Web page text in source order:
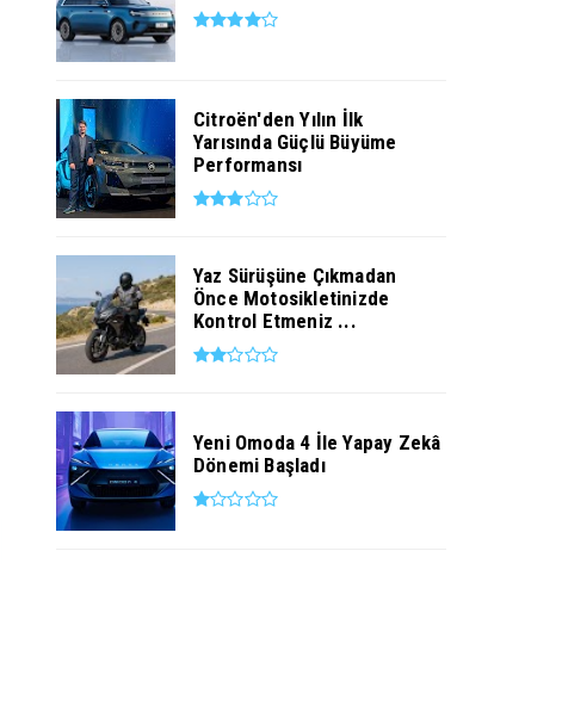
Citroën'den Yılın İlk
Yarısında Güçlü Büyüme
Performansı
Yaz Sürüşüne Çıkmadan
Önce Motosikletinizde
Kontrol Etmeniz ...
Yeni Omoda 4 İle Yapay Zekâ
Dönemi Başladı